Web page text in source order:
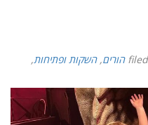
הורים,השקות ופתיחות,